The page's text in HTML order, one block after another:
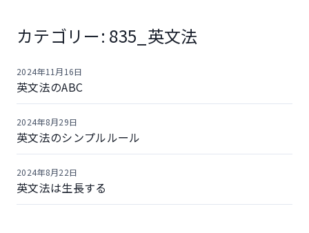
カテゴリー: 835_英文法
英文法のABC
2024年11月16日
英文法のシンプルルール
2024年8月29日
英文法は生長する
2024年8月22日